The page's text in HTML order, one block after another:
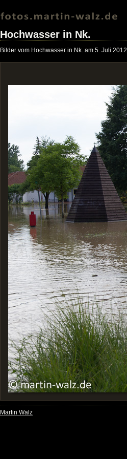
Hochwasser in Nk.
Bilder vom Hochwasser in Nk. am 5. Juli 2012
Martin Walz